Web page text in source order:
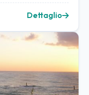
Dettaglio